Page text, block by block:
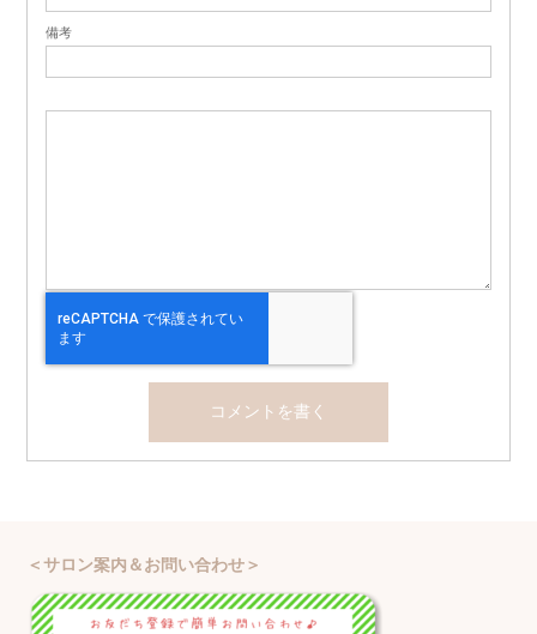
備考
＜サロン案内＆お問い合わせ＞